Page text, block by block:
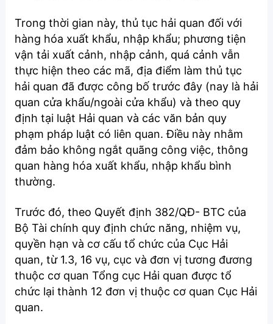
Trong thời gian này, thủ tục hải quan đối với
hàng hóa xuất khẩu, nhập khẩu; phương tiện
vận tải xuất cảnh, nhập cảnh, quá cảnh vẫn
thực hiện theo các mã, địa điểm làm thủ tục
hải quan đã được công bố trước đây (nay là hải
quan cửa khẩu/ngoài cửa khẩu) và theo quy
định tại luật Hải quan và các văn bản quy
phạm pháp luật có liên quan. Điều này nhằm
đảm bảo không ngắt quãng công việc, thông
quan hàng hóa xuất khẩu, nhập khẩu bình
thường.
Trước đó, theo Quyết định 382/QĐ- BTC của
Bộ Tài chính quy định chức năng, nhiệm vụ,
quyền hạn và cơ cấu tổ chức của Cục Hải
quan, từ 1.3, 16 vụ, cục và đơn vị tương đương
thuộc cơ quan Tổng cục Hải quan được tổ
chức lại thành 12 đơn vị thuộc cơ quan Cục Hải
quan.